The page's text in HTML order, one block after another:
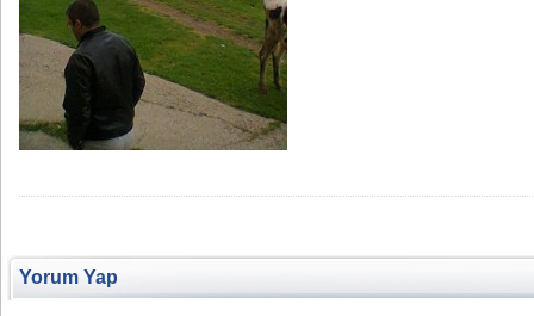
Yorum Yap